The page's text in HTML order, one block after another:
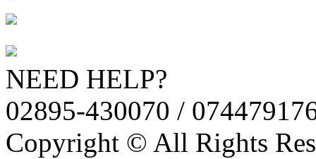
NEED HELP?
02895-430070 /
Copyright © All Rights